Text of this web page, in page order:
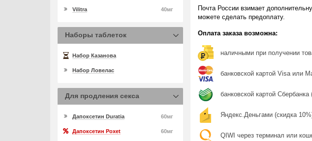
Почта России взимает
можете сделать предоплату.
Оплата заказа возможна:
наличными при получении
банковской картой Visa или
банковской картой Сбербанка
Яндекс.Деньгами (скидка
QIWI через терминал или
40мг
Vilitra
Наборы таблеток
Набор Казанова
Набор Ловелас
Для продления секса
60мг
Дапоксетин Duratia
60мг
Дапоксетин Poxet